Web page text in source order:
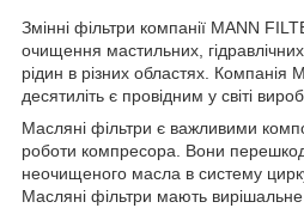
Змінні фільтри компанії MANN
очищення мастильних,
рідин в різних областях. Компанія
десятиліть є провідним у світі
Масляні фільтри є важливими
роботи компресора. Вони
неочищеного масла в систему
Масляні фільтри мають